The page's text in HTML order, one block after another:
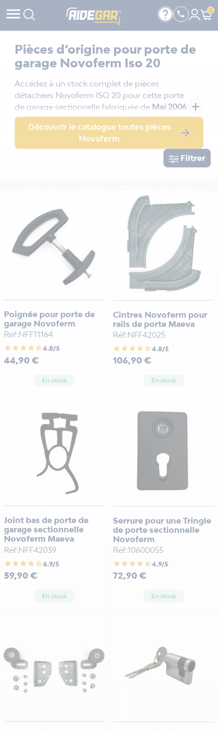
 help  0
Pièces d’origine pour porte de
garage Novoferm Iso 20
Accédez à un stock complet de pièces
détachées Novoferm ISO 20 pour cette porte
de garage sectionnelle fabriquée de Mai 2006
à Aujourd'hui: joints, moteurs, ressorts,
etc...L'équilibrage de la porte est assuré par
ressorts de tractionmultiples dans
Elle est équipée de
tension des ressorts, montage du moteur,
etc), n'hésitez pas à nous solliciter, nos
techniciens sont à votre service 7j/7.
Découvrir le catalogue toutes pièces
Novoferm

Filtrer
Poignée pour porte de
garage Novoferm
Réf:NFF11164
star star star star star_half4.8/5
Prix
44,90 €
En stock
Cintres Novoferm pour
rails de porte Maeva
Réf:NFF42025
star star star star star_half4.8/5
Prix
106,90 €
En stock
Joint bas de porte de
garage sectionnelle
Novoferm Maeva
Réf:NFF42039
star star star star star_half4.9/5
Prix
59,90 €
En stock
Serrure pour une Tringle
de porte sectionnelle
Novoferm
Réf:10600055
star star star star star_half4.9/5
Prix
72,90 €
En stock